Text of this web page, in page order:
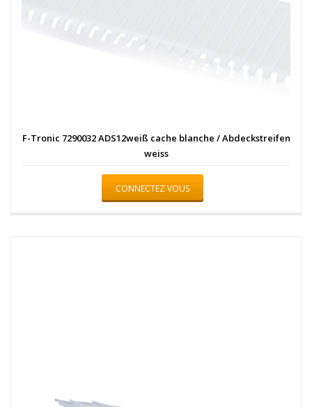
F-Tronic 7290032 ADS12weiß cache blanche / Abdeckstreifen
weiss
CONNECTEZ VOUS